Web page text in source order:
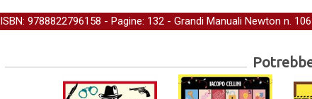
ISBN: 9788822796158 - Pagine: 132 - Grandi Manuali Newton n.